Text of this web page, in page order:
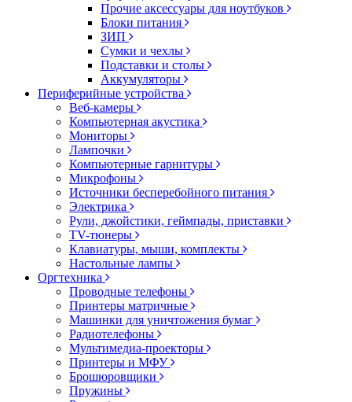
Прочие аксессуары для ноутбуков
Блоки питания
ЗИП
Сумки и чехлы
Подставки и столы
Аккумуляторы
Периферийные устройства
Веб-камеры
Компьютерная акустика
Мониторы
Лампочки
Компьютерные гарнитуры
Микрофоны
Источники бесперебойного питания
Электрика
Рули, джойстики, геймпады, приставки
TV-тюнеры
Клавиатуры, мыши, комплекты
Настольные лампы
Оргтехника
Проводные телефоны
Принтеры матричные
Машинки для уничтожения бумаг
Радиотелефоны
Мультимедиа-проекторы
Принтеры и МФУ
Брошюровщики
Пружины